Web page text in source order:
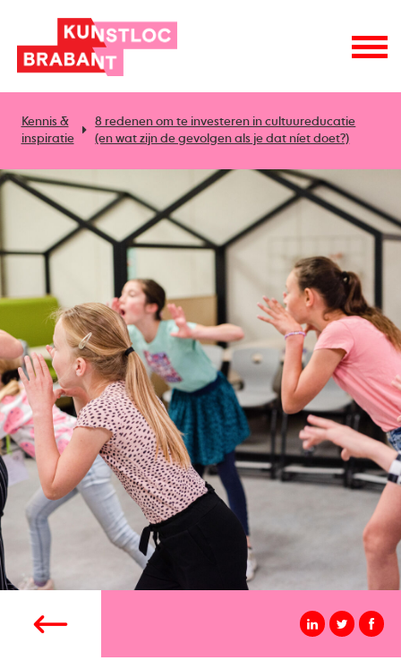
Kennis &
inspiratie
8 redenen om te investeren in cultuureducatie
(en wat zijn de gevolgen als je dat níet doet?)